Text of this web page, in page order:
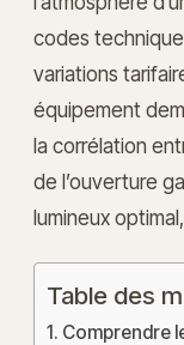
codes
variations
équipement
la corrélation
de l’ouverture
lumineux
Table des
Comprendre